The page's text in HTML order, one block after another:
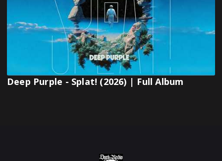
Deep Purple - Splat! (2026) | Full Album